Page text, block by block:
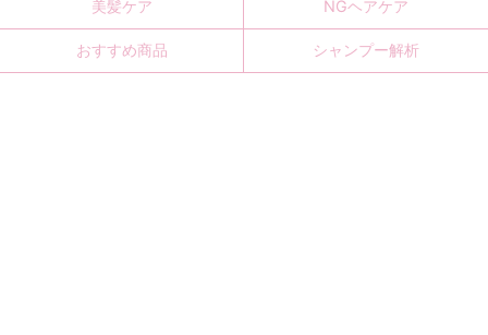
美髪ケア NGヘアケア
おすすめ商品 シャンプー解析